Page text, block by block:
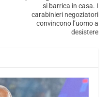
si barrica in casa. I
carabinieri negoziatori
convincono l’uomo a
desistere